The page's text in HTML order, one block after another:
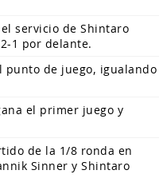
servicio de Shintaro
1 por delante.
punto de juego, igualando
el primer juego y
de la 1/8 ronda en
Sinner y Shintaro